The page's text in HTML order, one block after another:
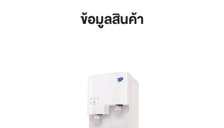
ข้อมูลสินค้า